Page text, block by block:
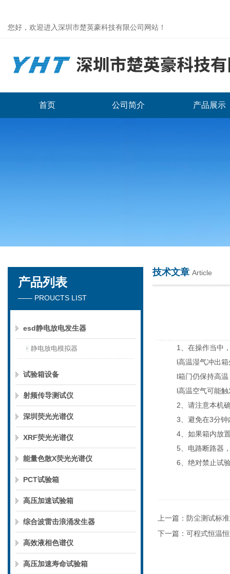
您好，欢迎进入深圳市楚英豪科技有限公司网站！
深圳市楚英豪科技有限公司
首页 公司简介 产品展示
产品列表
—— PROUCTS LIST
esd静电放电发生器
静电放电模拟器
试验箱设备
射频传导测试仪
深圳荧光光谱仪
XRF荧光光谱仪
能量色散X荧光光谱仪
PCT试验箱
高压加速试验箱
综合波雷击浪涌发生器
高效液相色谱仪
高压加速寿命试验箱
技术文章 Article
1、在操作当中
l高温湿气冲出
l箱门仍保持高
l高温空气可能
2、请注意本机
3、避免在3分
4、如果箱内放
5、电路断路器
6、绝对禁止试
上一篇： 防尘测试标
下一篇： 可程式恒温